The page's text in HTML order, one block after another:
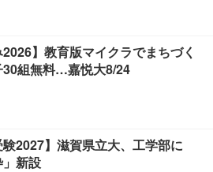
2026】教育版マイクラでまちづく
30組無料…嘉悦大8/24
験2027】滋賀県立大、工学部に
」新設